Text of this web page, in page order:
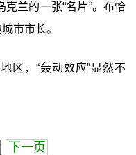
兰的一张“名片”。布恰
市市长。
区，“轰动效应”显然不
下一页